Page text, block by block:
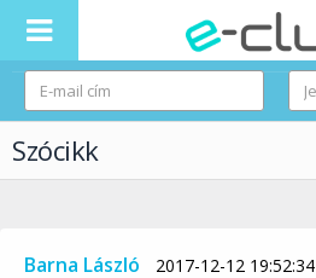
Szócikk
Barna László 2017-12-12 19:52:34